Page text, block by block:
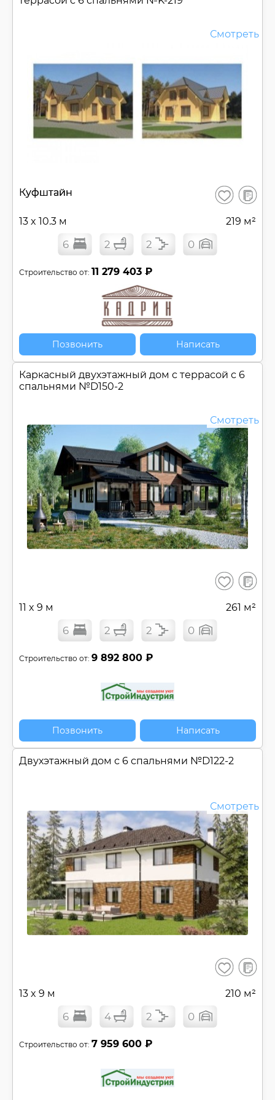
Смотреть
Куфштайн Сохранить
В
13 x 10.3 м 219 м²
6 2 2 0
Строительство от: 11 279 403 ₽
Позвонить Написать
Каркасный двухэтажный дом c террасой с 6
спальнями №D150-2
Смотреть
Сохранить
В
11 x 9 м 261 м²
6 2 2 0
Строительство от: 9 892 800 ₽
Позвонить Написать
Двухэтажный дом с 6 спальнями №D122-2
Смотреть
Сохранить
В
13 x 9 м 210 м²
6 4 2 0
Строительство от: 7 959 600 ₽